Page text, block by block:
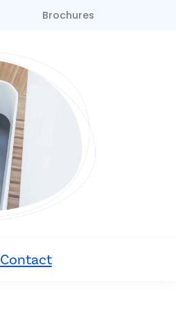
Brochures
Contact